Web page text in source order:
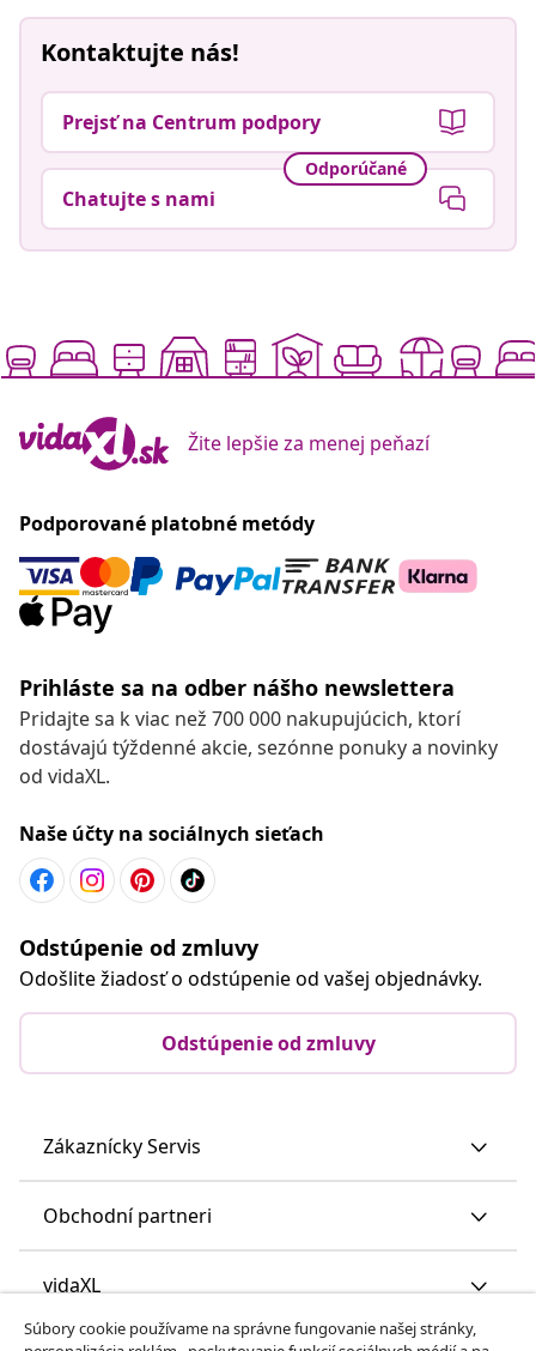
Kontaktujte nás!
Prejsť na Centrum podpory
Odporúčané
Chatujte s nami
Žite lepšie za menej peňazí
Podporované platobné metódy
Prihláste sa na odber nášho newslettera
Pridajte sa k viac než 700 000 nakupujúcich, ktorí
dostávajú týždenné akcie, sezónne ponuky a novinky
od vidaXL.
Naše účty na sociálnych sieťach
Odstúpenie od zmluvy
Odošlite žiadosť o odstúpenie od vašej objednávky.
Odstúpenie od zmluvy
Zákaznícky Servis
Obchodní partneri
vidaXL
Súbory cookie používame na správne fungovanie našej stránky,